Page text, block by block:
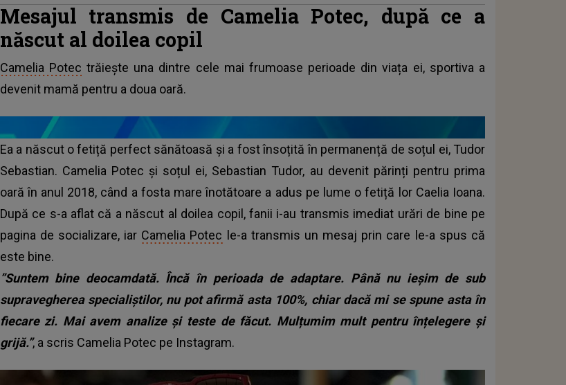
Mesajul transmis de Camelia Potec, după ce a
născut al doilea copil
Camelia Potec trăiește una dintre cele mai frumoase perioade din viața ei, sportiva a
devenit mamă pentru a doua oară.
Ea a născut o fetiță perfect sănătoasă și a fost însoțită în permanență de soțul ei, Tudor
Sebastian. Camelia Potec și soțul ei, Sebastian Tudor, au devenit părinți pentru prima
oară în anul 2018, când a fosta mare înotătoare a adus pe lume o fetiță lor Caelia Ioana.
După ce s-a aflat că a născut al doilea copil, fanii i-au transmis imediat urări de bine pe
pagina de socializare, iar Camelia Potec le-a transmis un mesaj prin care le-a spus că
este bine.
”Suntem bine deocamdată. Încă în perioada de adaptare. Până nu ieșim de sub
supravegherea specialiștilor, nu pot afirmă asta 100%, chiar dacă mi se spune asta în
fiecare zi. Mai avem analize și teste de făcut. Mulțumim mult pentru înțelegere și
grijă.”, a scris Camelia Potec pe Instagram.